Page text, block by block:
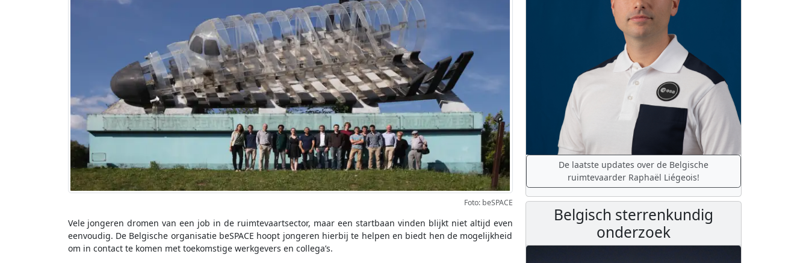
Foto: beSPACE
Vele jongeren dromen van een job in de ruimtevaartsector, maar een startbaan vinden blijkt niet altijd even
eenvoudig. De Belgische organisatie beSPACE hoopt jongeren hierbij te helpen en biedt hen de mogelijkheid
om in contact te komen met toekomstige werkgevers en collega’s.
De laatste updates over de Belgische
ruimtevaarder Raphaël Liégeois!
Belgisch sterrenkundig
onderzoek